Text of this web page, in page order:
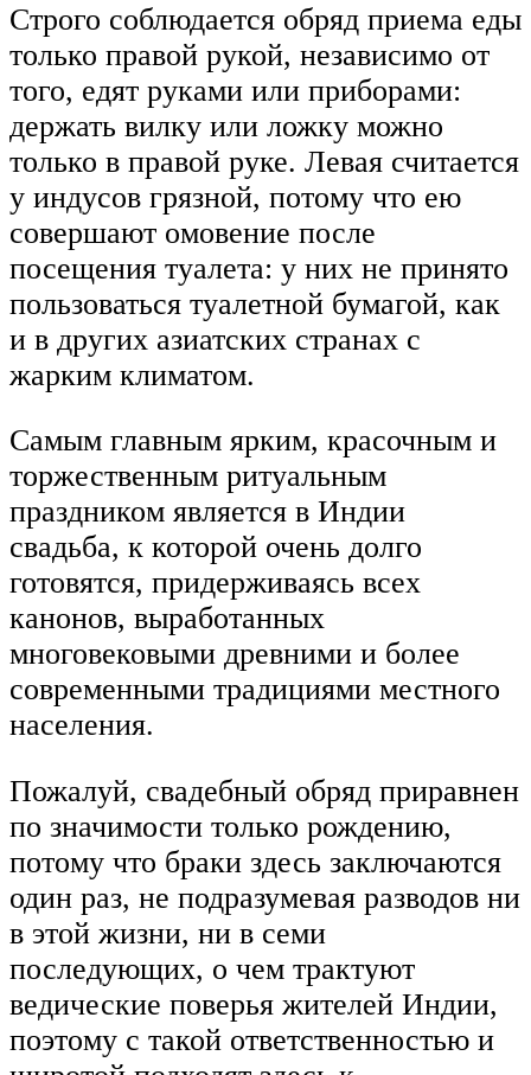
Строго соблюдается обряд приема еды
только правой рукой, независимо от
того, едят руками или приборами:
держать вилку или ложку можно
только в правой руке. Левая считается
у индусов грязной, потому что ею
совершают омовение после
посещения туалета: у них не принято
пользоваться туалетной бумагой, как
и в других азиатских странах с
жарким климатом.
Самым главным ярким, красочным и
торжественным ритуальным
праздником является в Индии
свадьба, к которой очень долго
готовятся, придерживаясь всех
канонов, выработанных
многовековыми древними и более
современными традициями местного
населения.
Пожалуй, свадебный обряд приравнен
по значимости только рождению,
потому что браки здесь заключаются
один раз, не подразумевая разводов ни
в этой жизни, ни в семи
последующих, о чем трактуют
ведические поверья жителей Индии,
поэтому с такой ответственностью и